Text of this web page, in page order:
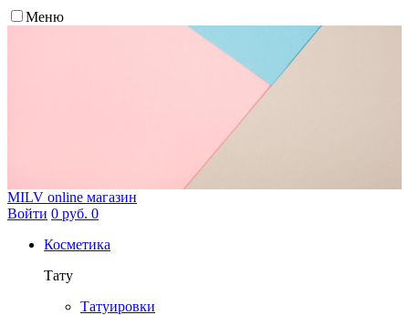
Меню
MILV online магазин
Войти 0 руб. 0
Косметика
Тату
Татуировки